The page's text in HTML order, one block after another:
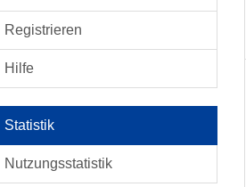
Registrieren
Hilfe
Statistik
Nutzungsstatistik